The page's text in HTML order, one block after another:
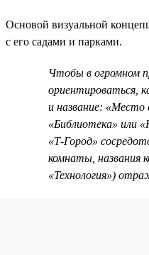
Основой визуальной
с его садами и парками.
Чтобы в огромном
ориентироваться,
и название: «Место
«Библиотека» или
«Т-Город»
комнаты, названия
«Технология»)